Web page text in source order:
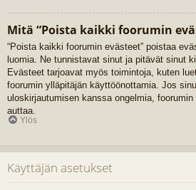
Mitä “Poista kaikki foorumin
“Poista kaikki foorumin evästeet” poistaa
luomia. Ne tunnistavat sinut ja pitävät sinut
Evästeet tarjoavat myös toimintoja, kuten
foorumin ylläpitäjän käyttöönottamia. Jos
uloskirjautumisen kanssa ongelmia,
auttaa.
Ylös
Käyttäjän asetukset